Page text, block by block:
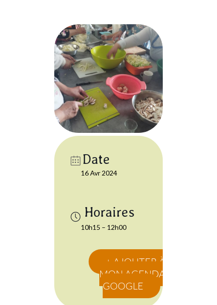
Date
16 Avr 2024
10h15 – 12h00
+ AJOUTER À
MON AGENDA
GOOGLE